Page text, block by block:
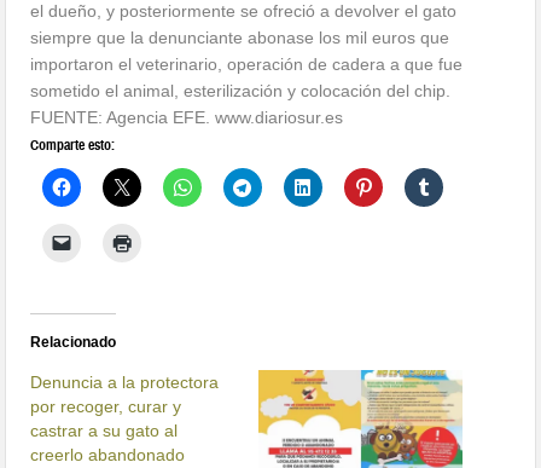
el dueño, y posteriormente se ofreció a devolver el gato
siempre que la denunciante abonase los mil euros que
importaron el veterinario, operación de cadera a que fue
sometido el animal, esterilización y colocación del chip.
FUENTE: Agencia EFE. www.diariosur.es
Comparte esto:
Relacionado
Denuncia a la protectora
por recoger, curar y
castrar a su gato al
creerlo abandonado